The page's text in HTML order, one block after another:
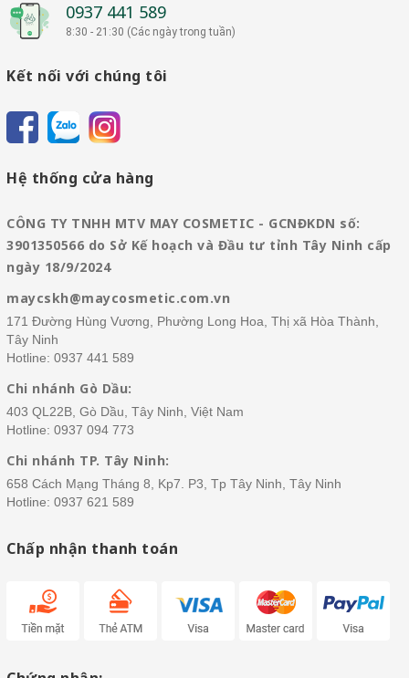
0937 441 589
8:30 - 21:30 (Các ngày trong tuần)
Kết nối với chúng tôi
Hệ thống cửa hàng
CÔNG TY TNHH MTV MAY COSMETIC - GCNĐKDN số:
3901350566 do Sở Kế hoạch và Đầu tư tỉnh Tây Ninh cấp
ngày 18/9/2024
maycskh@maycosmetic.com.vn
171 Đường Hùng Vương, Phường Long Hoa, Thị xã Hòa Thành,
Tây Ninh
Hotline: 0937 441 589
Chi nhánh Gò Dầu:
403 QL22B, Gò Dầu, Tây Ninh, Việt Nam
Hotline: 0937 094 773
Chi nhánh TP. Tây Ninh:
658 Cách Mạng Tháng 8, Kp7. P3, Tp Tây Ninh, Tây Ninh
Hotline: 0937 621 589
Chấp nhận thanh toán